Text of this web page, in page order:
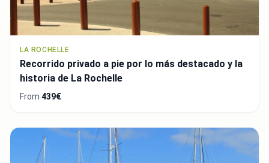
LA ROCHELLE
Recorrido privado a pie por lo más destacado y la
historia de La Rochelle
From 439€